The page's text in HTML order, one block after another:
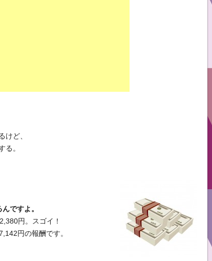
けど、
る。
ですよ。
円。スゴイ！
円の報酬です。